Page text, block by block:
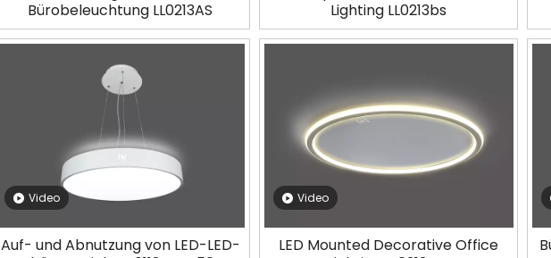
Bürobeleuchtung LL0213AS
Lighting LL0213bs
Video
Auf- und Abnutzung von LED-LED-
Video
LED Mounted Decorative Office